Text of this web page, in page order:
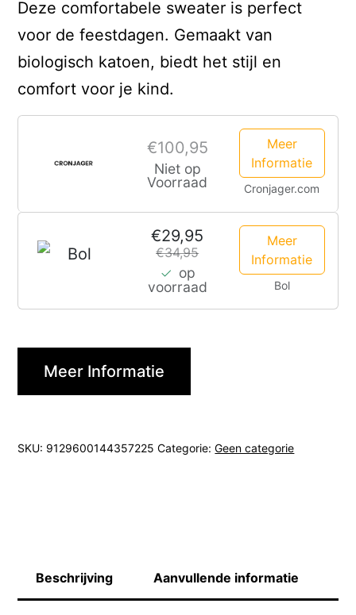
Deze comfortabele sweater is perfect
voor de feestdagen. Gemaakt van
biologisch katoen, biedt het stijl en
comfort voor je kind.
€100,95
Niet op
Voorraad
Meer
Informatie
Cronjager.com
€29,95
€34,95
op
voorraad
Meer
Informatie
Bol
Meer Informatie
SKU: 9129600144357225 Categorie:Geen categorie
Beschrijving Aanvullende informatie